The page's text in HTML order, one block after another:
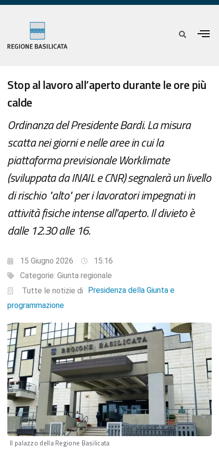
Stop al lavoro all’aperto durante le ore più
calde
Ordinanza del Presidente Bardi. La misura
scatta nei giorni e nelle aree in cui la
piattaforma previsionale Worklimate
(sviluppata da INAIL e CNR) segnalerà un livello
di rischio "alto" per i lavoratori impegnati in
attività fisiche intense all'aperto. Il divieto è
dalle 12.30 alle 16.
15 Giugno 2026
15:16
Categorie: Giunta regionale
Tutte le notizie di
Presidenza della Giunta e
programmazione
Il palazzo della Regione Basilicata